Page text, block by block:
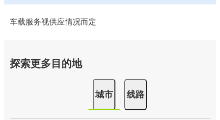
车载服务视供应情况而定
探索更多目的地
城市 线路